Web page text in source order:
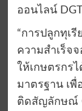
ออนไลน์
“การปลูกทุเ
ความสำเร็จ
ให้เกษตรกร
มาตรฐาน เ
ติดสัญลักษณ์